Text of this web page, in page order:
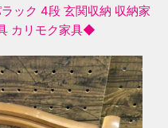
ック 4段 玄関収納 収納家
カリモク家具◆